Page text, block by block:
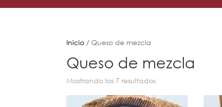
Inicio / Queso de mezcla
Queso de mezcla
Mostrando los 7 resultados